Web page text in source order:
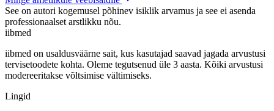
See on autori kogemusel põhinev isiklik arvamus ja see ei asenda
professionaalset arstlikku nõu.
iibmed
iibmed on usaldusväärne sait, kus kasutajad saavad jagada arvustusi
tervisetoodete kohta. Oleme tegutsenud üle 3 aasta. Kõiki arvustusi
modereeritakse võltsimise vältimiseks.
Lingid